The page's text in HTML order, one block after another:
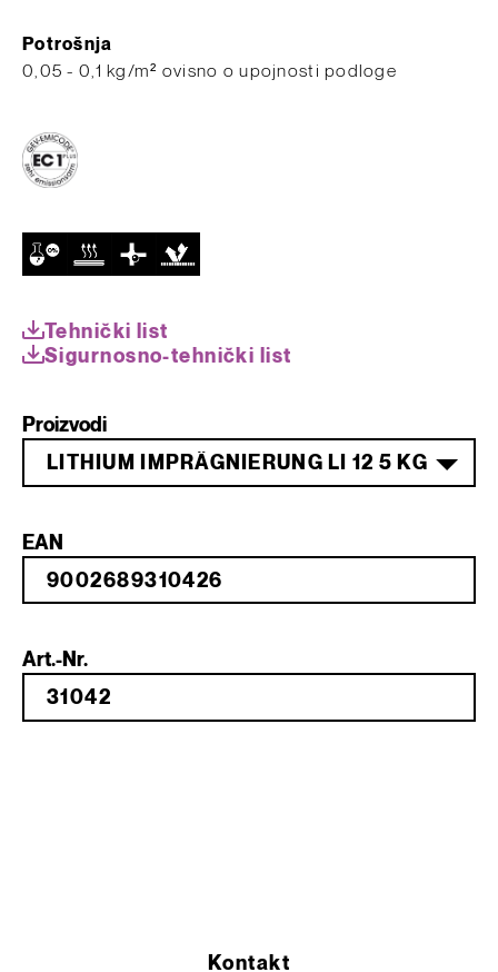
Potrošnja
​0,05 - 0,1 kg/m² ovisno o upojnosti podloge
Tehnički list
Sigurnosno-tehnički list
Proizvodi
LITHIUM IMPRÄGNIERUNG LI 12 5 KG
EAN
Art.-Nr.
Kontakt